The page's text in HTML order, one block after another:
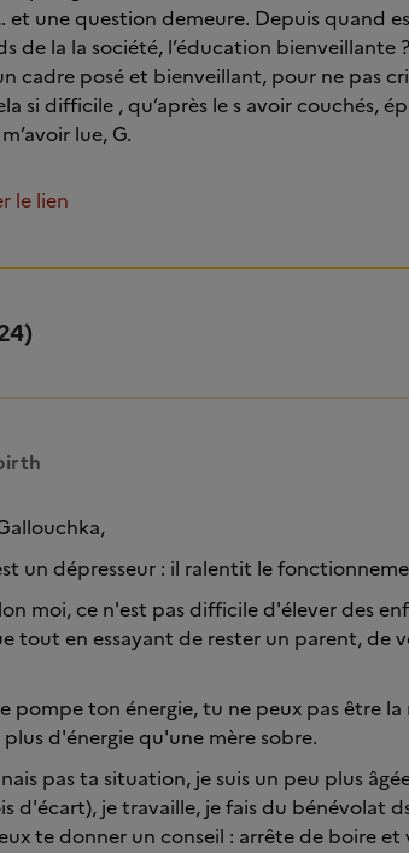
une question demeure. Depuis quand
de la la société, l’éducation bienveillante
cadre posé et bienveillant, pour ne pas
si difficile , qu’après le s avoir couchés,
lue, G.
le lien
un dépresseur : il ralentit le
moi, ce n'est pas difficile d'élever des
tout en essayant de rester un parent, de
pompe ton énergie, tu ne peux pas être
plus d'énergie qu'une mère sobre.
pas ta situation, je suis un peu plus
d'écart), je travaille, je fais du bénévolat
te donner un conseil : arrête de boire et